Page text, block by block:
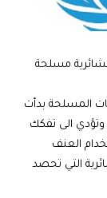
مسلحة
المسلحة بدأت
الى تفكك
العنف
التي تحصد